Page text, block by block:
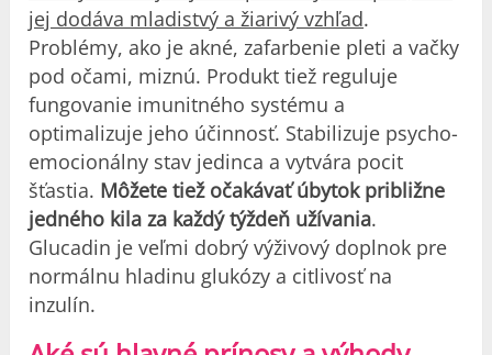
jej dodáva mladistvý a žiarivý vzhľad.
Problémy, ako je akné, zafarbenie pleti a vačky
pod očami, miznú. Produkt tiež reguluje
fungovanie imunitného systému a
optimalizuje jeho účinnosť. Stabilizuje psycho-
emocionálny stav jedinca a vytvára pocit
šťastia. Môžete tiež očakávať úbytok približne
jedného kila za každý týždeň užívania.
Glucadin je veľmi dobrý výživový doplnok pre
normálnu hladinu glukózy a citlivosť na
inzulín.